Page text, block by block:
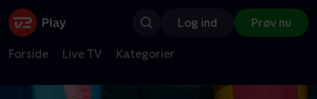
Log ind Prøv nu
Forside Live TV Kategorier